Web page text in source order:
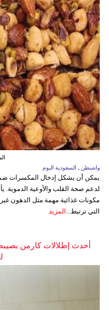
واشنطن ـ السعودية اليوم
يمكن أن يشكل إدخال المكسرات
لدعم صحة القلب والأوعية
مكونات غذائية مهمة مثل الدهون
التي ترتبط... المزيد
أحدث إطلالات كارمن